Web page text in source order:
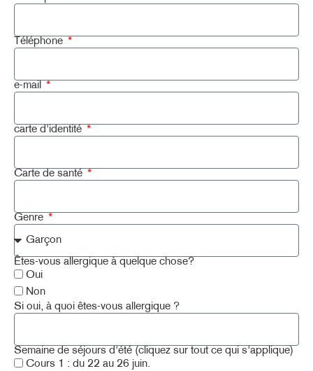
Téléphone
e-mail
carte d'identité
Carte de santé
Genre
Êtes-vous allergique à quelque chose?
Oui
Non
Si oui, à quoi êtes-vous allergique ?
Semaine de séjours d'été (cliquez sur tout ce qui s'applique)
Cours 1 : du 22 au 26 juin.